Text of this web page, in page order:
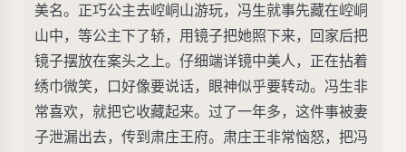
美名。正巧公主去崆峒山游玩，冯生就事先藏在崆峒
山中，等公主下了轿，用镜子把她照下来，回家后把
镜子摆放在案头之上。仔细端详镜中美人，正在拈着
绣巾微笑，口好像要说话，眼神似乎要转动。冯生非
常喜欢，就把它收藏起来。过了一年多，这件事被妻
子泄漏出去，传到肃庄王府。肃庄王非常恼怒，把冯